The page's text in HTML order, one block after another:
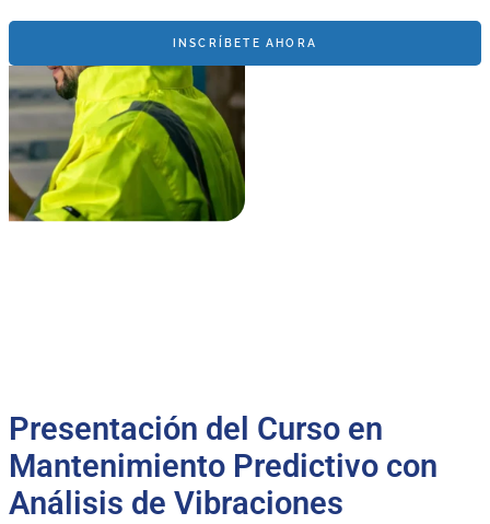
INSCRÍBETE AHORA
Presentación del Curso en
Mantenimiento Predictivo con
Análisis de Vibraciones